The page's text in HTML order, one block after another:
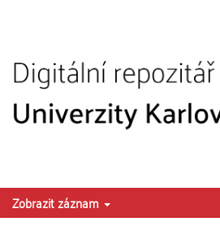
Zobrazit záznam